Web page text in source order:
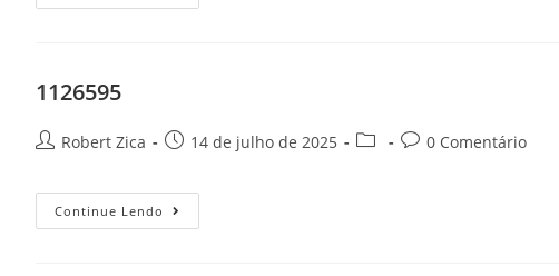
1126595
Robert Zica 14 de julho de 2025 0 Comentário
Continue Lendo